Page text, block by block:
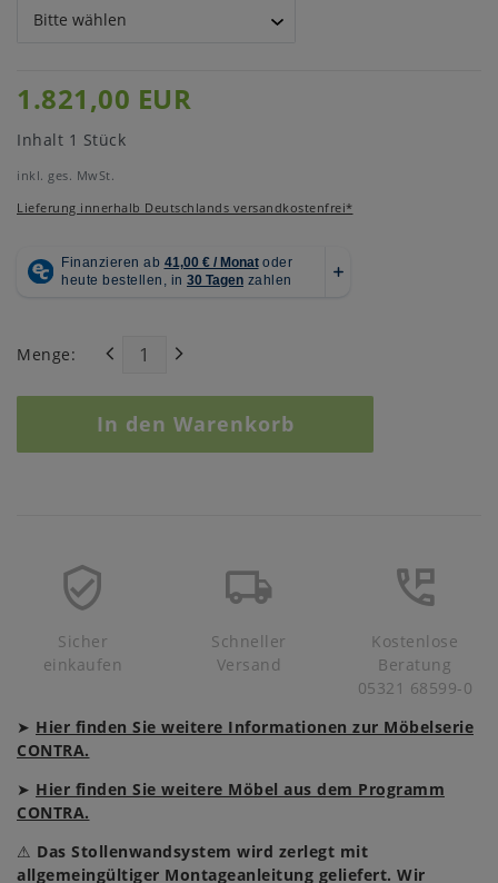
1.821,00 EUR
Inhalt 1 Stück
inkl. ges. MwSt.
Lieferung innerhalb Deutschlands versandkostenfrei*
Menge:
In den Warenkorb
Sicher
einkaufen
Schneller
Versand
Kostenlose
Beratung
05321 68599-0
➤ Hier finden Sie weitere Informationen zur Möbelserie
CONTRA.
➤ Hier finden Sie weitere Möbel aus dem Programm
CONTRA.
⚠ Das Stollenwandsystem wird zerlegt mit
allgemeingültiger Montageanleitung geliefert. Wir